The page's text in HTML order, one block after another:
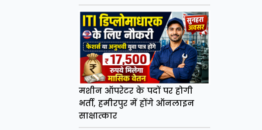
मशीन ऑपरेटर के पदों पर होगी
भर्ती, हमीरपुर में होंगे ऑनलाइन
साक्षात्कार